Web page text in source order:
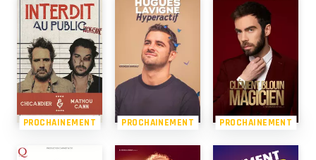
PROCHAINEMENT PROCHAINEMENT PROCHAINEMENT